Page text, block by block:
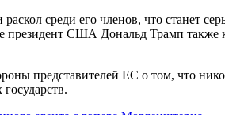
среди его членов, что станет
президент США Дональд Трамп
представителей ЕС о том, что